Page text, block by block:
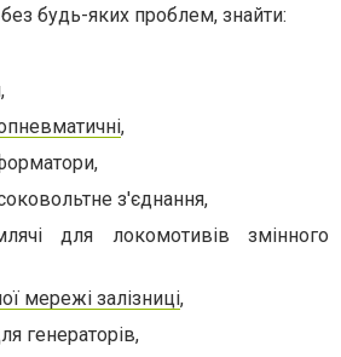
будь-яких проблем, знайти:
,
з'єднання,
для локомотивів змінного
мережі залізниці,
генераторів,